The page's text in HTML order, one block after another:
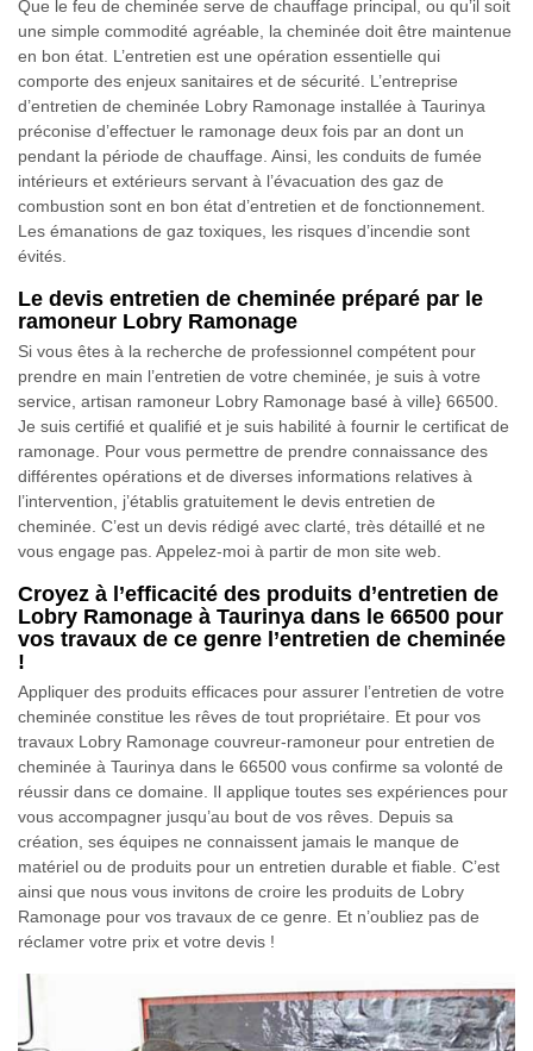
Que le feu de cheminée serve de chauffage principal, ou qu’il soit
une simple commodité agréable, la cheminée doit être maintenue
en bon état. L’entretien est une opération essentielle qui
comporte des enjeux sanitaires et de sécurité. L’entreprise
d’entretien de cheminée Lobry Ramonage installée à Taurinya
préconise d’effectuer le ramonage deux fois par an dont un
pendant la période de chauffage. Ainsi, les conduits de fumée
intérieurs et extérieurs servant à l’évacuation des gaz de
combustion sont en bon état d’entretien et de fonctionnement.
Les émanations de gaz toxiques, les risques d’incendie sont
évités.
Le devis entretien de cheminée préparé par le
ramoneur Lobry Ramonage
Si vous êtes à la recherche de professionnel compétent pour
prendre en main l’entretien de votre cheminée, je suis à votre
service, artisan ramoneur Lobry Ramonage basé à ville} 66500.
Je suis certifié et qualifié et je suis habilité à fournir le certificat de
ramonage. Pour vous permettre de prendre connaissance des
différentes opérations et de diverses informations relatives à
l’intervention, j’établis gratuitement le devis entretien de
cheminée. C’est un devis rédigé avec clarté, très détaillé et ne
vous engage pas. Appelez-moi à partir de mon site web.
Croyez à l’efficacité des produits d’entretien de
Lobry Ramonage à Taurinya dans le 66500 pour
vos travaux de ce genre l’entretien de cheminée
!
Appliquer des produits efficaces pour assurer l’entretien de votre
cheminée constitue les rêves de tout propriétaire. Et pour vos
travaux Lobry Ramonage couvreur-ramoneur pour entretien de
cheminée à Taurinya dans le 66500 vous confirme sa volonté de
réussir dans ce domaine. Il applique toutes ses expériences pour
vous accompagner jusqu’au bout de vos rêves. Depuis sa
création, ses équipes ne connaissent jamais le manque de
matériel ou de produits pour un entretien durable et fiable. C’est
ainsi que nous vous invitons de croire les produits de Lobry
Ramonage pour vos travaux de ce genre. Et n’oubliez pas de
réclamer votre prix et votre devis !